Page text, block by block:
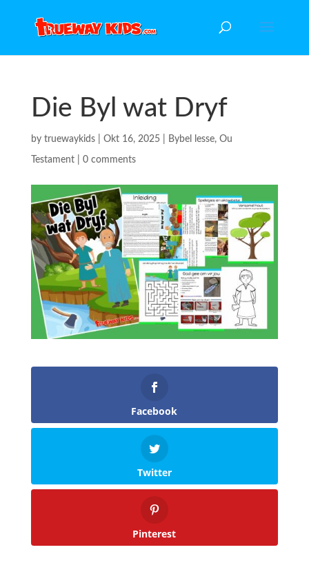
Die Byl wat Dryf
by truewaykids| Okt 16, 2025| Bybel lesse, Ou
Testament| 0 comments
Facebook
Twitter
Pinterest